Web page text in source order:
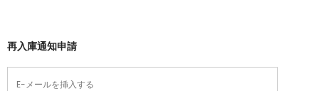
再入庫通知申請